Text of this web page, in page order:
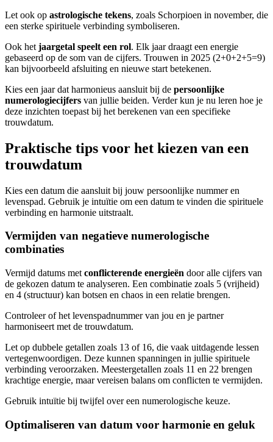
Let ook op astrologische tekens, zoals Schorpioen in november, die
een sterke spirituele verbinding symboliseren.
Ook het jaargetal speelt een rol. Elk jaar draagt een energie
gebaseerd op de som van de cijfers. Trouwen in 2025 (2+0+2+5=9)
kan bijvoorbeeld afsluiting en nieuwe start betekenen.
Kies een jaar dat harmonieus aansluit bij de persoonlijke
numerologiecijfers van jullie beiden. Verder kun je nu leren hoe je
deze inzichten toepast bij het berekenen van een specifieke
trouwdatum.
Praktische tips voor het kiezen van een
trouwdatum
Kies een datum die aansluit bij jouw persoonlijke nummer en
levenspad. Gebruik je intuïtie om een datum te vinden die spirituele
verbinding en harmonie uitstraalt.
Vermijden van negatieve numerologische
combinaties
Vermijd datums met conflicterende energieën door alle cijfers van
de gekozen datum te analyseren. Een combinatie zoals 5 (vrijheid)
en 4 (structuur) kan botsen en chaos in een relatie brengen.
Controleer of het levenspadnummer van jou en je partner
harmoniseert met de trouwdatum.
Let op dubbele getallen zoals 13 of 16, die vaak uitdagende lessen
vertegenwoordigen. Deze kunnen spanningen in jullie spirituele
verbinding veroorzaken. Meestergetallen zoals 11 en 22 brengen
krachtige energie, maar vereisen balans om conflicten te vermijden.
Gebruik intuïtie bij twijfel over een numerologische keuze.
Optimaliseren van datum voor harmonie en geluk